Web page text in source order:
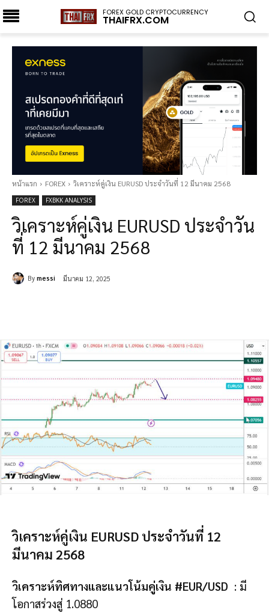
FOREX GOLD CRYPTOCURRENCY
THAIFRX.COM
หน้าแรก FOREX วิเคราะห์คู่เงิน EURUSD ประจำวันที่ 12 มีนาคม 2568
FOREX FXBKK ANALYSIS
วิเคราะห์คู่เงิน EURUSD ประจำวัน
ที่ 12 มีนาคม 2568
By messi มีนาคม 12, 2025
วิเคราะห์คู่เงิน EURUSD ประจำวันที่ 12
มีนาคม 2568
วิเคราะห์ทิศทางและแนวโน้มคู่เงิน #EUR/USD : มี
โอกาสร่วงสู่ 1.0880